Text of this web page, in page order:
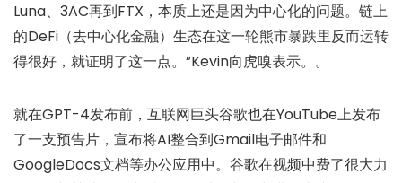
Luna、3AC再到FTX，本质上还是因为中心化的问题。链上
的DeFi（去中心化金融）生态在这一轮熊市暴跌里反而运转
得很好，就证明了这一点。”Kevin向虎嗅表示。。
就在GPT-4发布前，互联网巨头谷歌也在YouTube上发布
了一支预告片，宣布将AI整合到Gmail电子邮件和
GoogleDocs文档等办公应用中。谷歌在视频中费了很大力